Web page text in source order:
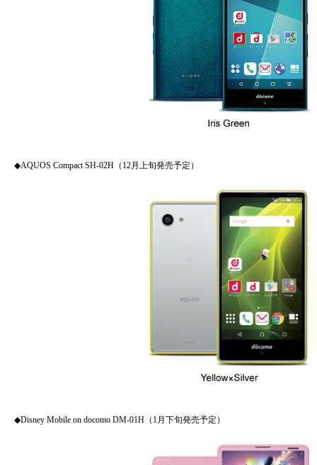
◆AQUOS Compact SH-02H（12月上旬発売予定）
◆Disney Mobile on docomo DM-01H（1月下旬発売予定）